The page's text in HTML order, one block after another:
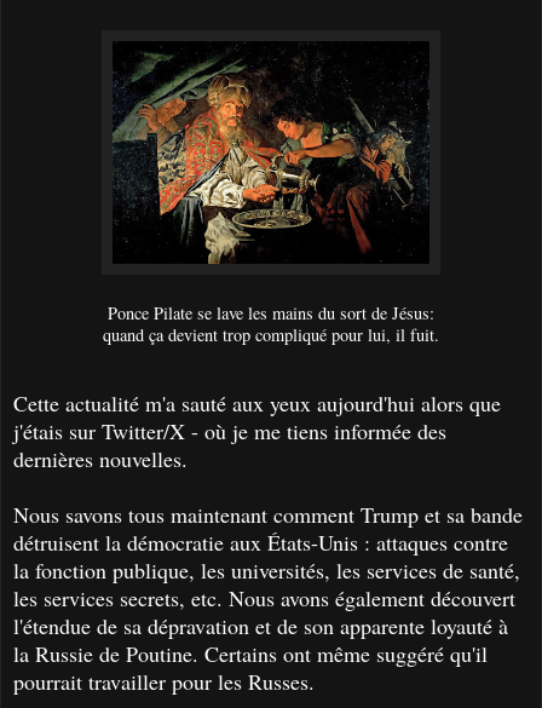
Ponce Pilate se lave les mains du sort de Jésus:
quand ça devient trop compliqué pour lui, il fuit.
Cette actualité m'a sauté aux yeux aujourd'hui alors que
j'étais sur Twitter/X - où je me tiens informée des
dernières nouvelles.
Nous savons tous maintenant comment Trump et sa bande
détruisent la démocratie aux États-Unis : attaques contre
la fonction publique, les universités, les services de santé,
les services secrets, etc. Nous avons également découvert
l'étendue de sa dépravation et de son apparente loyauté à
la Russie de Poutine. Certains ont même suggéré qu'il
pourrait travailler pour les Russes.